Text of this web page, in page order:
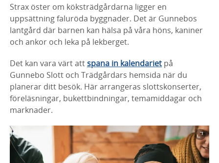
Strax öster om köksträdgårdarna ligger en
uppsättning faluröda byggnader. Det är Gunnebos
lantgård där barnen kan hälsa på våra höns, kaniner
och ankor och leka på lekberget.
Det kan vara värt attspana in kalendariet på
Gunnebo Slott och Trädgårdars hemsida när du
planerar ditt besök. Här arrangeras slottskonserter,
föreläsningar, bukettbindningar, temamiddagar och
marknader.